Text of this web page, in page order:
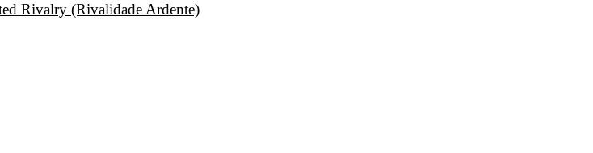
Rivalry (Rivalidade Ardente)